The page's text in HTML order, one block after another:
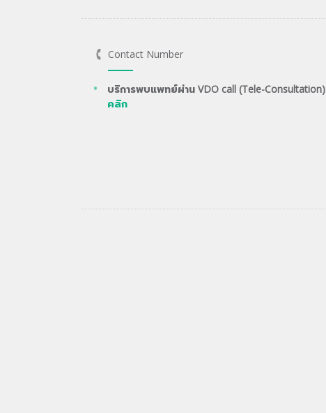
Contact Number
บริการพบแพทย์ผ่าน VDO call (Tele-Consultation)
คลิก